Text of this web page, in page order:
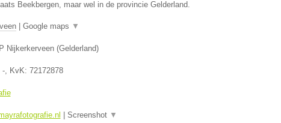
Beekbergen, maar wel in de provincie Gelderland.
| Google maps ▼
Nijkerkerveen(Gelderland)
-, KvK: 72172878
Screenshot ▼